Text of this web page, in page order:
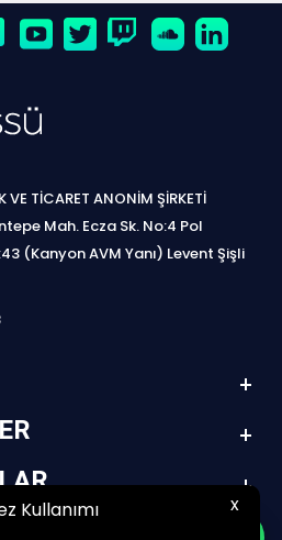
Kullanımı x
TİCARET ANONİM ŞİRKETİ
Mah. Ecza Sk. No:4 Pol
(Kanyon AVM Yanı) Levent Şişli